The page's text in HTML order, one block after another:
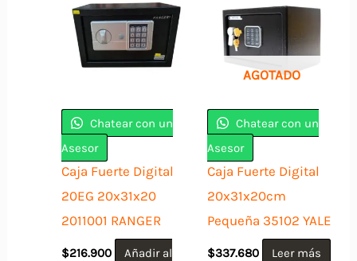
Chatear con un
Asesor
Caja Fuerte Digital
20EG 20x31x20
2011001 RANGER
$216.900
Añadir al
AGOTADO
Chatear con un
Asesor
Caja Fuerte Digital
20x31x20cm
Pequeña 35102 YALE
$337.680 Leer más